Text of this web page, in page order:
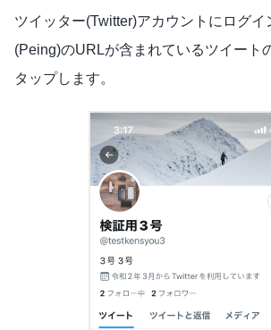
ツイッター(Twitter)アカウントにログイ
(Peing)のURLが含まれているツイート
タップします。